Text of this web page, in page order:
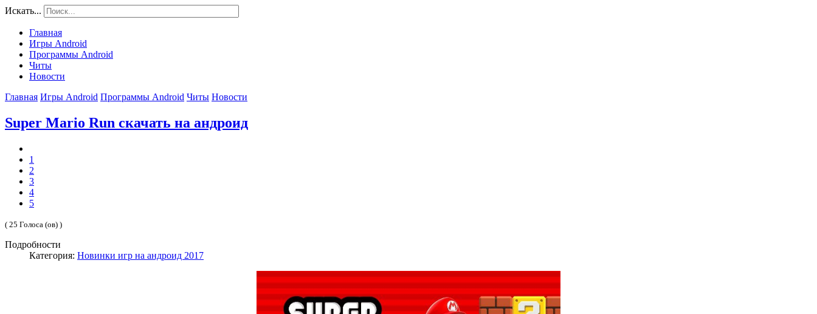
Искать...
Главная
Игры Android
Программы Android
Читы
Новости
Главная Игры Android Программы Android Читы Новости
Super Mario Run скачать на андроид
1
2
3
4
5
( 25 Голоса (ов) )
Подробности
Категория: Новинки игр на андроид 2017